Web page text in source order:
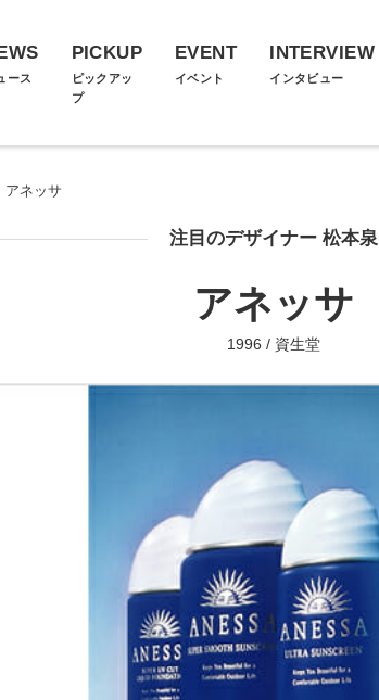
ース
PICKUP
ピックアッ
プ
EVENT
イベント
INTERVIEW
インタビュー
アネッサ
注目のデザイナー 松本泉
アネッサ
1996 / 資生堂